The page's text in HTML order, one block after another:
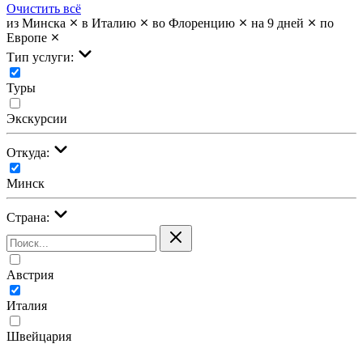
Очистить всё
из Минска
в Италию во Флоренцию на 9 дней
по
Европе
Тип услуги:
Туры
Экскурсии
Откуда:
Минск
Страна:
Австрия
Италия
Швейцария